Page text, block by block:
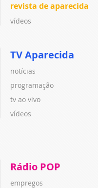
revista de aparecida
vídeos
TV Aparecida
notícias
programação
tv ao vivo
vídeos
Rádio POP
empregos